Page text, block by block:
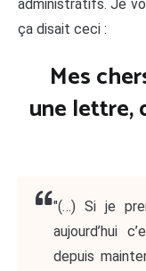
administratifs. Je
ça disait ceci :
Mes
une lettre,
"(…) Si je
aujourd’hui
depuis